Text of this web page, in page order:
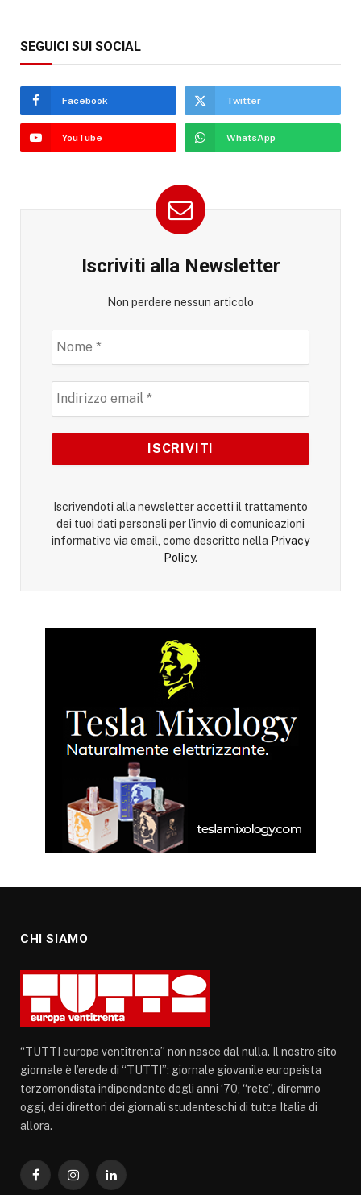
SEGUICI SUI SOCIAL
Facebook Twitter
YouTube WhatsApp
Iscriviti alla Newsletter
Non perdere nessun articolo
Iscrivendoti alla newsletter accetti il trattamento
dei tuoi dati personali per l’invio di comunicazioni
informative via email, come descritto nella Privacy
Policy.
CHI SIAMO
“TUTTI europa ventitrenta” non nasce dal nulla. Il nostro sito
giornale è l’erede di “TUTTI”: giornale giovanile europeista
terzomondista indipendente degli anni ‘70, “rete”, diremmo
oggi, dei direttori dei giornali studenteschi di tutta Italia di
allora.
FacebookInstagramLinkedIn